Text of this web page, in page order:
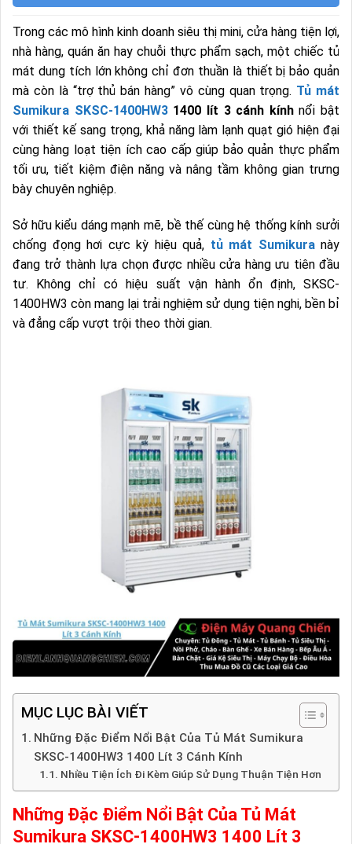
Trong các mô hình kinh doanh siêu thị mini, cửa hàng tiện lợi,
nhà hàng, quán ăn hay chuỗi thực phẩm sạch, một chiếc tủ
mát dung tích lớn không chỉ đơn thuần là thiết bị bảo quản
mà còn là “trợ thủ bán hàng” vô cùng quan trọng. Tủ mát
Sumikura SKSC-1400HW31400 lít 3 cánh kínhnổi bật
với thiết kế sang trọng, khả năng làm lạnh quạt gió hiện đại
cùng hàng loạt tiện ích cao cấp giúp bảo quản thực phẩm
tối ưu, tiết kiệm điện năng và nâng tầm không gian trưng
bày chuyên nghiệp.
Sở hữu kiểu dáng mạnh mẽ, bề thế cùng hệ thống kính sưởi
chống đọng hơi cực kỳ hiệu quả, tủ mát Sumikuranày
đang trở thành lựa chọn được nhiều cửa hàng ưu tiên đầu
tư. Không chỉ có hiệu suất vận hành ổn định, SKSC-
1400HW3 còn mang lại trải nghiệm sử dụng tiện nghi, bền bỉ
và đẳng cấp vượt trội theo thời gian.
MỤC LỤC BÀI VIẾT
Những Đặc Điểm Nổi Bật Của Tủ Mát Sumikura
SKSC-1400HW3 1400 Lít 3 Cánh Kính
Nhiều Tiện Ích Đi Kèm Giúp Sử Dụng Thuận Tiện Hơn
Những Đặc Điểm Nổi Bật Của Tủ Mát
Sumikura SKSC-1400HW3 1400 Lít 3